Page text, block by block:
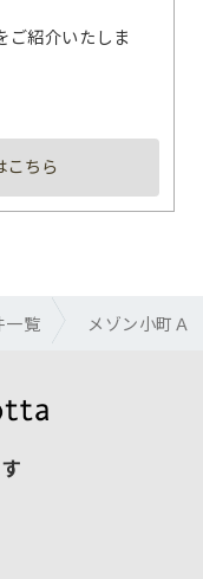
ご紹介いたしま
こちら
一覧 メゾン小町Ａ